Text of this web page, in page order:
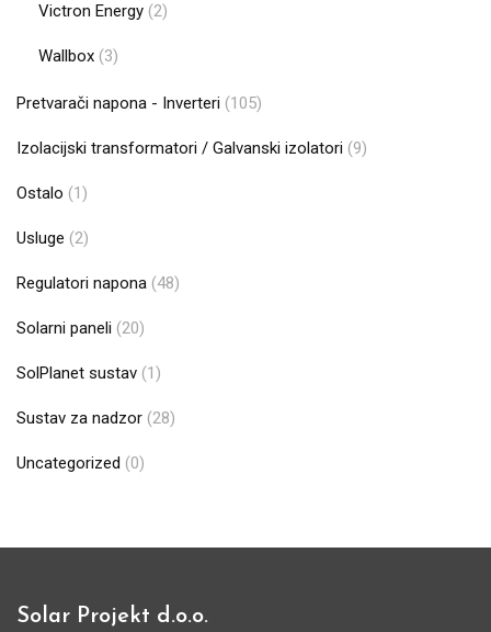
Victron Energy (2)
Wallbox (3)
Pretvarači napona - Inverteri (105)
Izolacijski transformatori / Galvanski izolatori (9)
Ostalo (1)
Usluge (2)
Regulatori napona (48)
Solarni paneli (20)
SolPlanet sustav (1)
Sustav za nadzor (28)
Uncategorized (0)
Solar Projekt d.o.o.